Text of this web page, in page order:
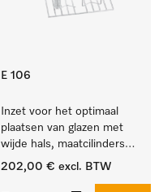
E 106
Inzet voor het optimaal
plaatsen van glazen met
wijde hals, maatcilinders
enz.
202,00 € excl. BTW